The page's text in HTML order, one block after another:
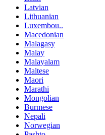
Latvian
Lithuanian
Luxembou..
Macedonian
Malagasy
Malay
Malayalam
Maltese
Maori
Marathi
Mongolian
Burmese
Nepali
Norwegian